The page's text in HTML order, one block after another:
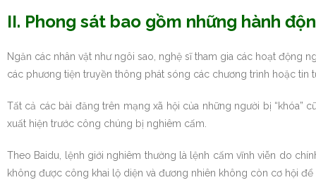
II. Phong sát bao gồm những hành
Ngăn các nhân vật như ngôi sao, nghệ sĩ tham gia các hoạt động
các phương tiện truyền thông phát sóng các chương trình hoặc tin
Tất cả các bài đăng trên mạng xã hội của những người bị “khóa”
xuất hiện trước công chúng bị nghiêm cấm.
Theo Baidu, lệnh giới nghiêm thường là lệnh cấm vĩnh viễn do
không được công khai lộ diện và đương nhiên không còn cơ hội